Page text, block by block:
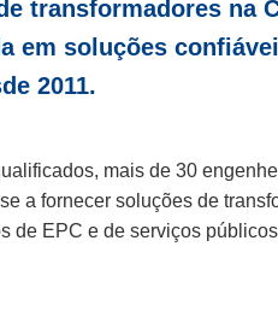
transformadores na
em soluções
2011.
mais de 30
a fornecer soluções de
de EPC e de serviços